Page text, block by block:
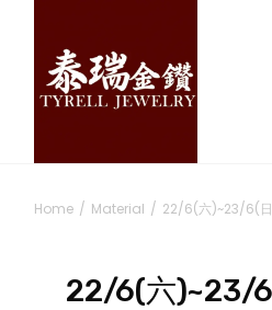
Home Material 22/6(六)~23/6(
22/6(六)~23/